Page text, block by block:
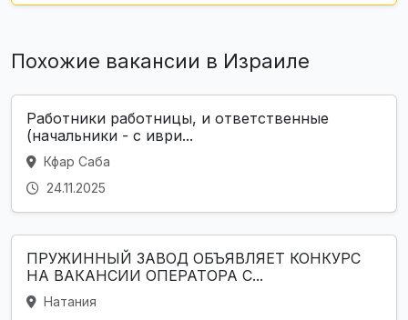
Похожие вакансии в Израиле
Работники работницы, и ответственные
(начальники - с иври...
Кфар Саба
24.11.2025
ПРУЖИННЫЙ ЗАВОД ОБЪЯВЛЯЕТ КОНКУРС
НА ВАКАНСИИ ОПЕРАТОРА С...
Натания